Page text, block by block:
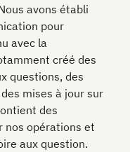
avons établi
pour
avec la
créé des
questions, des
mises à jour sur
des
nos opérations et
aux question.